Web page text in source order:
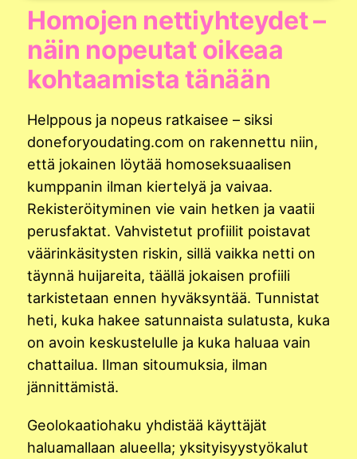
Homojen nettiyhteydet –
näin nopeutat oikeaa
kohtaamista tänään
Helppous ja nopeus ratkaisee – siksi
doneforyoudating.com on rakennettu niin,
että jokainen löytää homoseksuaalisen
kumppanin ilman kiertelyä ja vaivaa.
Rekisteröityminen vie vain hetken ja vaatii
perusfaktat. Vahvistetut profiilit poistavat
väärinkäsitysten riskin, sillä vaikka netti on
täynnä huijareita, täällä jokaisen profiili
tarkistetaan ennen hyväksyntää. Tunnistat
heti, kuka hakee satunnaista sulatusta, kuka
on avoin keskustelulle ja kuka haluaa vain
chattailua. Ilman sitoumuksia, ilman
jännittämistä.
Geolokaatiohaku yhdistää käyttäjät
haluamallaan alueella; yksityisyystyökalut